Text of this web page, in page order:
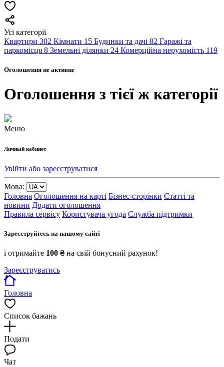
Усі категорії
Квартири 302 Кімнати 15 Будинки та дачі 82 Гаражі та
паркомісця 8 Земельні ділянки 24 Комерційна нерухомість 119
Оголошення не активне
Оголошення з тієї ж категорії
Меню
Личный кабинет
Увійти або зареєструватися
Мова:
Головна Оголошення на карті Бізнес-сторінки Статті та
новини Додати оголошення
Правила сервісу Користувача угода Служба підтримки
Зареєструйтесь на нашому сайті
і отримайте 100 ₴ на свій бонусний рахунок!
Зареєструватись
Головна
Список бажань
Подати
Чат